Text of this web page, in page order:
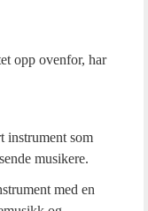
opp ovenfor, har
instrument som
musikere.
med en